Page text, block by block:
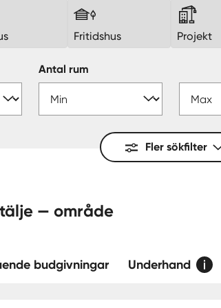
Fritidshus Projekt
Antal rum
Fler sökfilter
— område
budgivningar Underhand